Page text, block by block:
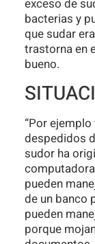
exceso de
bacterias y
que sudar
trastorna en
bueno.
“Por
despedidos
sudor ha
pueden
de un banco
pueden
porque